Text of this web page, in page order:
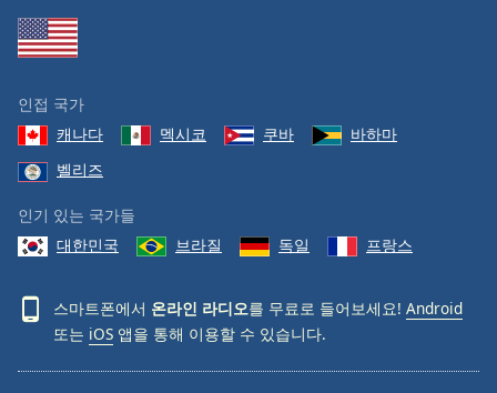
인접 국가
캐나다
멕시코 쿠바
바하마
벨리즈
인기 있는 국가들
대한민국
브라질 독일 프랑스
스마트폰에서 온라인 라디오를 무료로 들어보세요! Android
또는 iOS 앱을 통해 이용할 수 있습니다.